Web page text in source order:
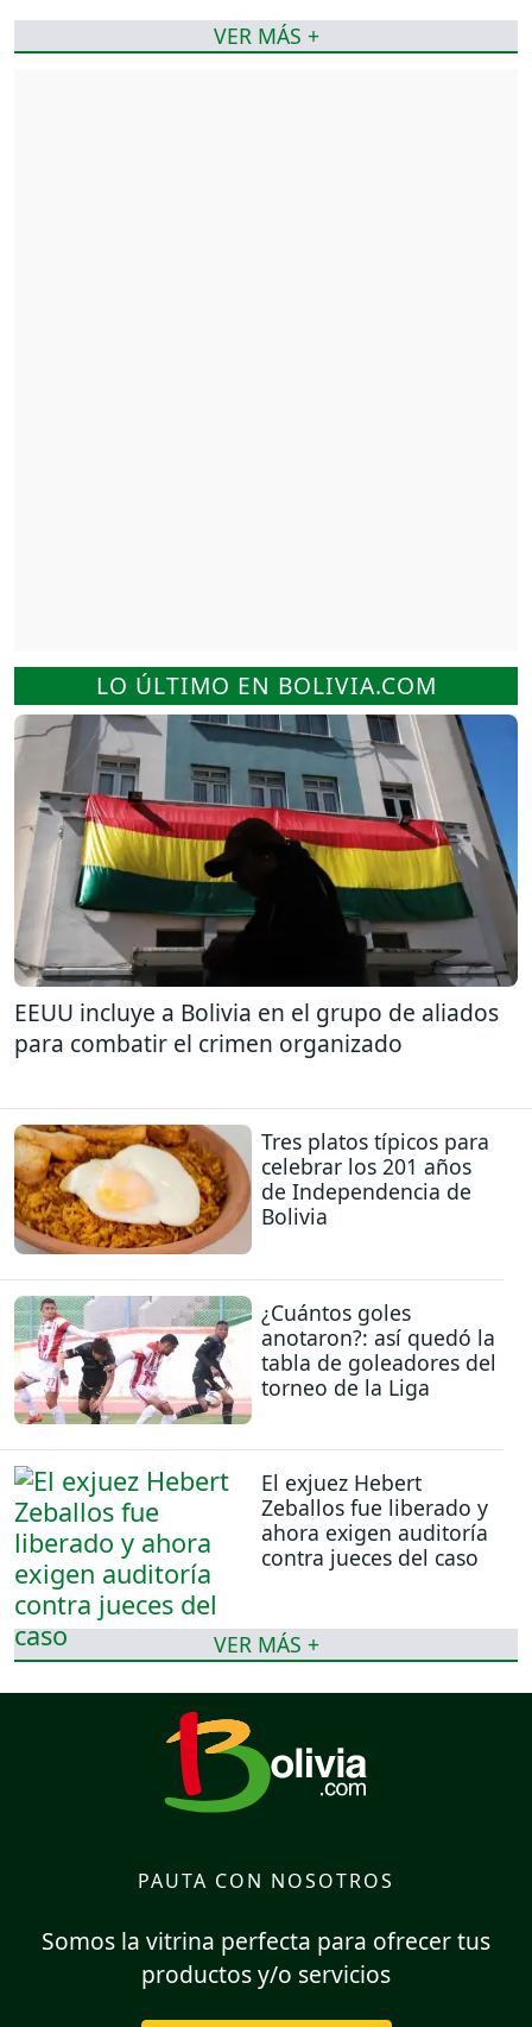
LO ÚLTIMO EN BOLIVIA.COM
EEUU incluye a Bolivia en el grupo de aliados
para combatir el crimen organizado
Tres platos típicos para
celebrar los 201 años
de Independencia de
Bolivia
¿Cuántos goles
anotaron?: así quedó la
tabla de goleadores del
torneo de la Liga
El exjuez Hebert
Zeballos fue liberado y
ahora exigen auditoría
contra jueces del caso
VER MÁS +
VER MÁS +
PAUTA CON NOSOTROS
Somos la vitrina perfecta para ofrecer tus
productos y/o servicios